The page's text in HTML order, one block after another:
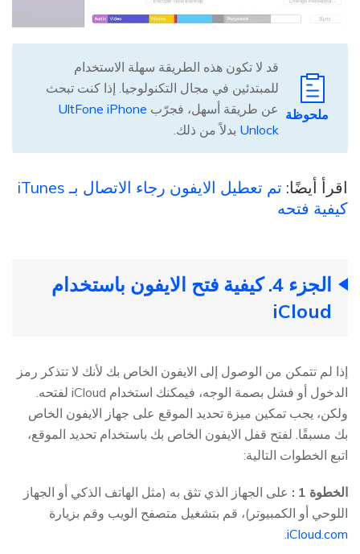
ملحوظة
قد لا تكون هذه الطريقة سهلة الاستخدام
للمبتدئين في مجال التكنولوجيا. إذا كنت تبحث
عن طريقة أسهل، فجرّب UltFone iPhone
Unlock بدلاً من ذلك.
اقرأ أيضًا:
تم تعطيل الايفون رجاء الاتصال بـ iTunes
كيفية فتحه
الجزء 4. كيفية فتح الايفون باستخدام
iCloud
إذا لم تتمكن من الوصول إلى الايفون الخاص بك لأنك لا تتذكر رمز
الدخول أو فشل بصمة الوجه، فيمكنك استخدام iCloud لفتحه.
ولكن، يجب تمكين ميزة تحديد الموقع على جهاز الايفون الخاص
بك مسبقًا. لفتح قفل الايفون الخاص بك باستخدام تحديد الموقع،
اتبع الخطوات التالية:
الخطوة 1 :
على الجهاز الذي تثق به (مثل الهاتف الذكي أو الجهاز
اللوحي أو الكمبيوتر)، قم بتشغيل متصفح الويب وقم بزيارة
iCloud.com